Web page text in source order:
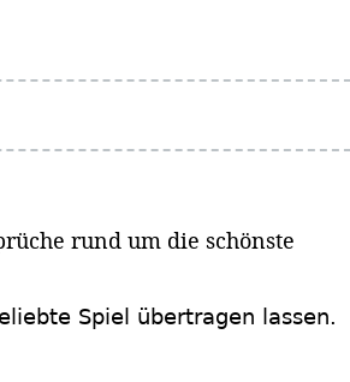
rund um die schönste
Spiel übertragen lassen.